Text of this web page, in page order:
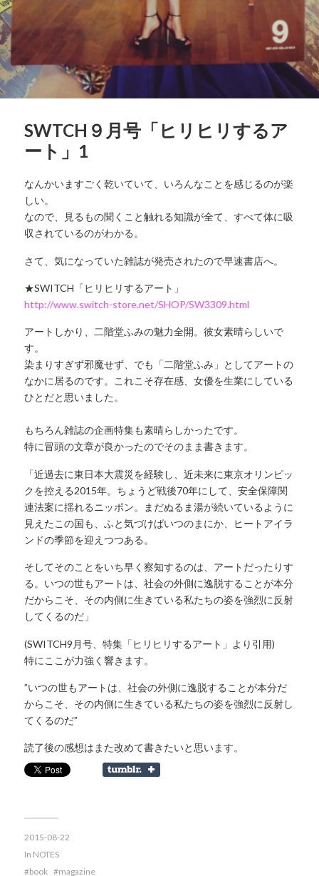
SWTCH９月号「ヒリヒリするア
ート」1
なんかいますごく乾いていて、いろんなことを感じるのが楽
しい。
なので、見るもの聞くこと触れる知識が全て、すべて体に吸
収されているのがわかる。
さて、気になっていた雑誌が発売されたので早速書店へ。
★SWITCH「ヒリヒリするアート」
http://www.switch-store.net/SHOP/SW3309.html
アートしかり、二階堂ふみの魅力全開。彼女素晴らしいで
す。
染まりすぎず邪魔せず、でも「二階堂ふみ」としてアートの
なかに居るのです。これこそ存在感、女優を生業にしている
ひとだと思いました。
もちろん雑誌の企画特集も素晴らしかったです。
特に冒頭の文章が良かったのでそのまま書きます。
「近過去に東日本大震災を経験し、近未来に東京オリンピッ
クを控える2015年。ちょうど戦後70年にして、安全保障関
連法案に揺れるニッポン。まだぬるま湯が続いているように
見えたこの国も、ふと気づけばいつのまにか、ヒートアイラ
ンドの季節を迎えつつある。
そしてそのことをいち早く察知するのは、アートだったりす
る。いつの世もアートは、社会の外側に逸脱することが本分
だからこそ、その内側に生きている私たちの姿を強烈に反射
してくるのだ」
(SWITCH9月号、特集「ヒリヒリするアート」より引用)
特にここが力強く響きます。
”いつの世もアートは、社会の外側に逸脱することが本分だ
からこそ、その内側に生きている私たちの姿を強烈に反射し
てくるのだ”
読了後の感想はまた改めて書きたいと思います。
2015-08-22
In NOTES
book
magazine